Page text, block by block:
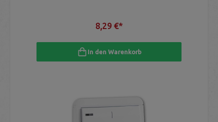
8,29 €*
In den Warenkorb